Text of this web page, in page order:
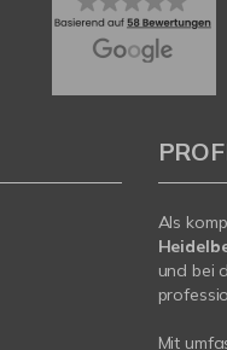
Als
und bei
Mit